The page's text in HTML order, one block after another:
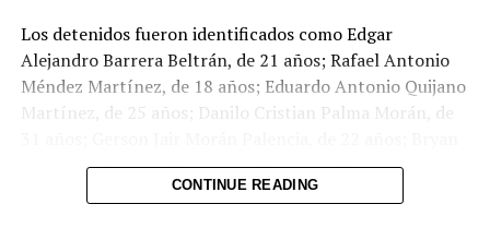
Los detenidos fueron identificados como Edgar
Alejandro Barrera Beltrán, de 21 años; Rafael Antonio
Méndez Martínez, de 18 años; Eduardo Antonio Quijano
Martínez, de 25 años; Danilo Cristian Palma Morán, de
Alexander Perlera Molina, de 19 años; y Roberto A., de
CONTINUE READING